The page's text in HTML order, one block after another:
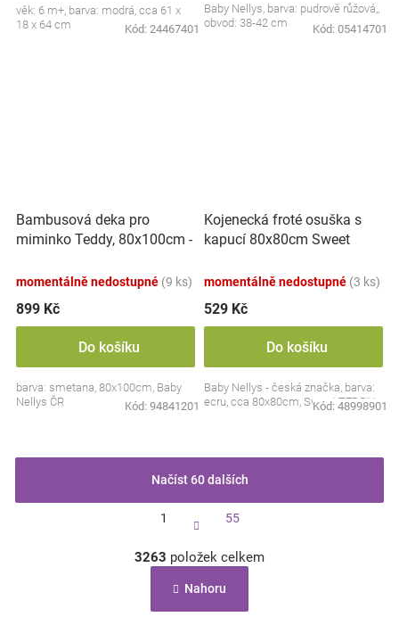
věk: 6 m+, barva: modrá, cca 61 x
18 x 64 cm
Kód: 24467401
Baby Nellys, barva: pudrově růžová,,
obvod: 38-42 cm
Kód: 05414701
Bambusová deka pro
miminko Teddy, 80x100cm -
momentálně nedostupné (9 ks)
899 Kč
Do košíku
barva: smetana, 80x100cm, Baby
Nellys ČR
Kód: 94841201
Kojenecká froté osuška s
kapucí 80x80cm Sweet
momentálně nedostupné (3 ks)
529 Kč
Do košíku
Baby Nellys - česká značka, barva:
ecru, cca 80x80cm, Sweet TEDDY
Kód: 48998901
v
á
d
Načíst 60 dalších
t
á
n
k
v
1 55
3263 položek celkem
Nahoru